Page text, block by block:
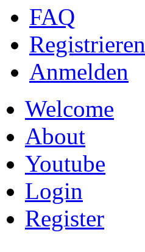
FAQ
Registrieren
Anmelden
Welcome
About
Youtube
Login
Register